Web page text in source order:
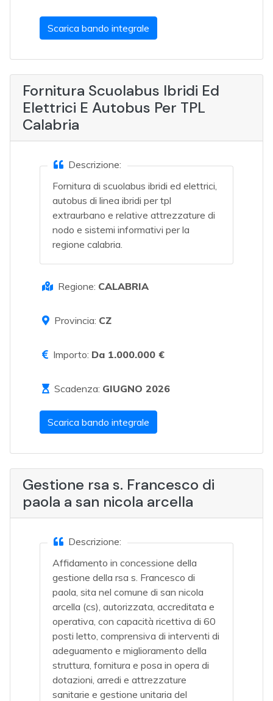
Scarica bando integrale
Fornitura Scuolabus Ibridi Ed
Elettrici E Autobus Per TPL
Calabria
Descrizione:
Fornitura di scuolabus ibridi ed elettrici,
autobus di linea ibridi per tpl
extraurbano e relative attrezzature di
nodo e sistemi informativi per la
regione calabria.
Regione: CALABRIA
Provincia: CZ
Importo: Da 1.000.000 €
Scadenza: GIUGNO 2026
Scarica bando integrale
Gestione rsa s. Francesco di
paola a san nicola arcella
Descrizione:
Affidamento in concessione della
gestione della rsa s. Francesco di
paola, sita nel comune di san nicola
arcella (cs), autorizzata, accreditata e
operativa, con capacità ricettiva di 60
posti letto, comprensiva di interventi di
adeguamento e miglioramento della
struttura, fornitura e posa in opera di
dotazioni, arredi e attrezzature
sanitarie e gestione unitaria del